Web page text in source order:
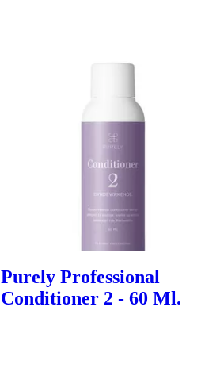
Purely Professional
Conditioner 2 - 60 Ml.